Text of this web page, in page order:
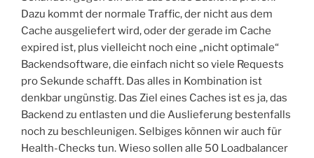
Dazu kommt der normale Traffic, der nicht aus dem
Cache ausgeliefert wird, oder der gerade im Cache
expired ist, plus vielleicht noch eine „nicht optimale“
Backendsoftware, die einfach nicht so viele Requests
pro Sekunde schafft. Das alles in Kombination ist
denkbar ungünstig. Das Ziel eines Caches ist es ja, das
Backend zu entlasten und die Auslieferung bestenfalls
noch zu beschleunigen. Selbiges können wir auch für
Health-Checks tun. Wieso sollen alle 50 Loadbalancer